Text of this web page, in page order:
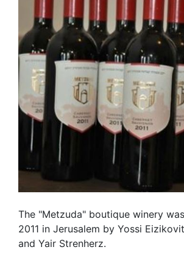
The "Metzuda" boutique winery
2011 in Jerusalem by Yossi
and Yair Strenherz.